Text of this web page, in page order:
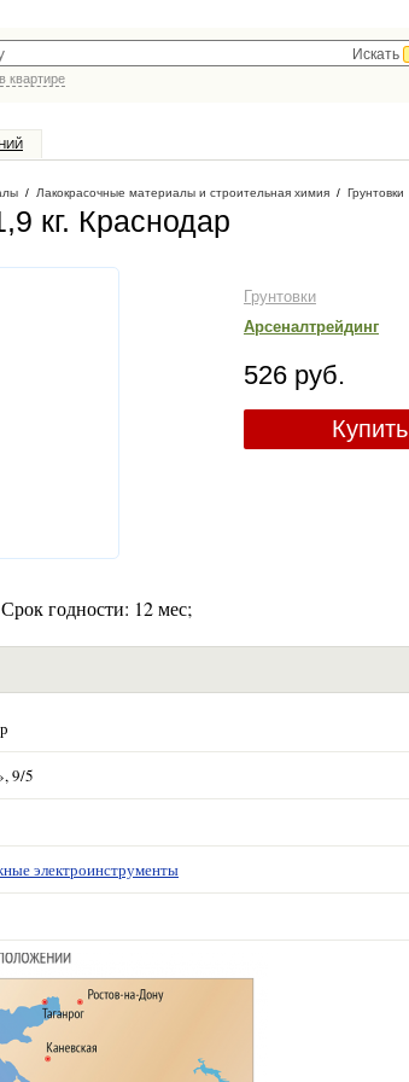
Искать
квартире
/ Лакокрасочные материалы и строительная химия / Грунтовки
кг. Краснодар
Грунтовки
Арсеналтрейдинг
526 руб.
Купить
годности: 12 мес;
9/5
электроинструменты